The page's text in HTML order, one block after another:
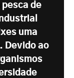
pesca de
uma
Devido ao